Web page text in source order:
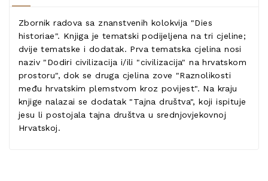
Zbornik radova sa znanstvenih kolokvija "Dies
historiae". Knjiga je tematski podijeljena na tri cjeline;
dvije tematske i dodatak. Prva tematska cjelina nosi
naziv "Dodiri civilizacija i/ili "civilizacija" na hrvatskom
prostoru", dok se druga cjelina zove "Raznolikosti
među hrvatskim plemstvom kroz povijest". Na kraju
knjige nalazai se dodatak "Tajna društva", koji ispituje
jesu li postojala tajna društva u srednjovjekovnoj
Hrvatskoj.